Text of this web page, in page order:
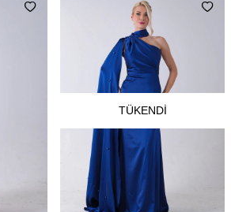
TÜKENDI